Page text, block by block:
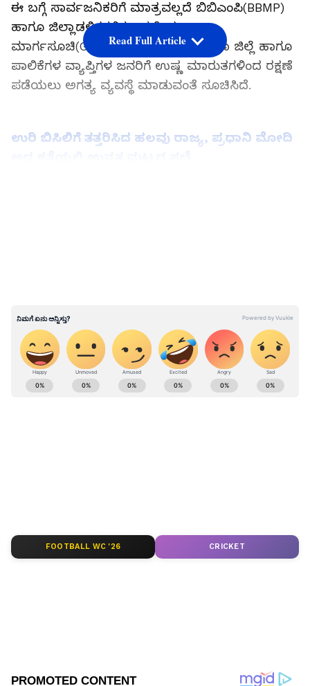
ಈ ಬಗ್ಗೆ ಸಾರ್ವಜನಿಕರಿಗೆ ಮಾತ್ರವಲ್ಲದೆ ಬಿಬಿಎಂಪಿ(BBMP)
ಹಾಗೂ ಜಿಲ್ಲಾಡಳಿತಗಳಿಗೂ ಪ್ರತ್ಯೇಕ
ಮಾರ್ಗಸೂಚಿ(Guidelines) ನೀಡಿದ್ದು, ಆಯಾ ಜಿಲ್ಲೆ ಹಾಗೂ
ಪಾಲಿಕೆಗಳ ವ್ಯಾಪ್ತಿಗಳ ಜನರಿಗೆ ಉಷ್ಣ ಮಾರುತಗಳಿಂದ ರಕ್ಷಣೆ
ಪಡೆಯಲು ಅಗತ್ಯ ವ್ಯವಸ್ಥೆ ಮಾಡುವಂತೆ ಸೂಚಿಸಿದೆ.
ಉರಿ ಬಿಸಿಲಿಗೆ ತತ್ತರಿಸಿದ ಹಲವು ರಾಜ್ಯ, ಪ್ರಧಾನಿ ಮೋದಿ
Read Full Article
ಕರ್ನಾಟಕ, ಭಾರತ ( India News) ಮತ್ತು ಜಗತ್ತಿನ
ABOUT THE AUTHOR
ಸುದ್ದಿಗಳು ಸುವರ್ಣ ನ್ಯೂಸ್ ವೆಬ್‌ಸೈಟಲ್ಲೂ ಲಭ್ಯ.
FOOTBALL WC '26 CRICKET